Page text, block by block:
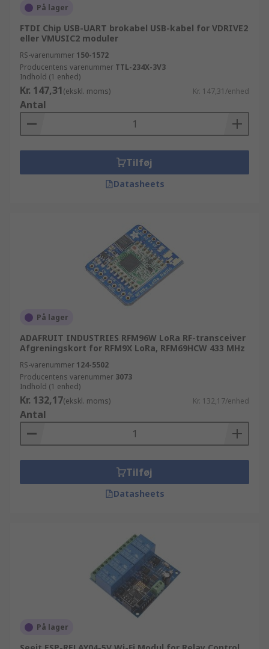
På lager
FTDI Chip USB-UART brokabel USB-kabel for VDRIVE2
eller VMUSIC2 moduler
RS-varenummer 150-1572
Producentens varenummer TTL-234X-3V3
Indhold (1 enhed)
Kr. 147,31(ekskl. moms) Kr. 147,31/enhed
Antal
Tilføj
Datasheets
På lager
ADAFRUIT INDUSTRIES RFM96W LoRa RF-transceiver
Afgreningskort for RFM9X LoRa, RFM69HCW 433 MHz
RS-varenummer 124-5502
Producentens varenummer 3073
Indhold (1 enhed)
Kr. 132,17(ekskl. moms) Kr. 132,17/enhed
Antal
Tilføj
Datasheets
På lager